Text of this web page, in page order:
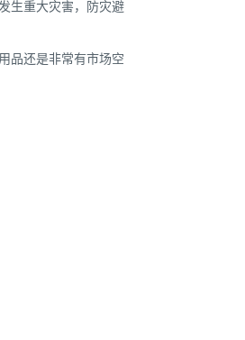
生重大灾害，防灾避
品还是非常有市场空